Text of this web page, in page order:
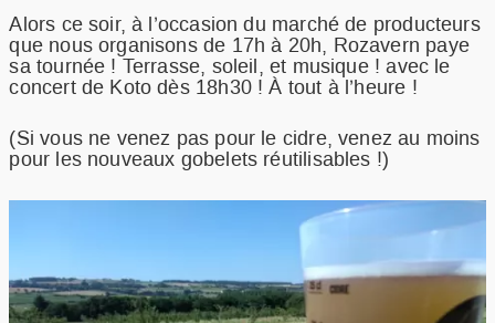
Alors ce soir, à l’occasion du marché de producteurs
que nous organisons de 17h à 20h, Rozavern paye
sa tournée ! Terrasse, soleil, et musique ! avec le
concert de Koto dès 18h30 ! À tout à l’heure !
(Si vous ne venez pas pour le cidre, venez au moins
pour les nouveaux gobelets réutilisables !)